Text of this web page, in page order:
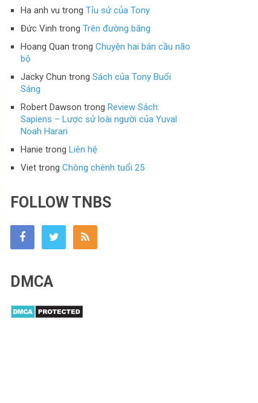
Ha anh vu trong Tỉu sử của Tony
Đức Vinh trong Trên đường băng
Hoang Quan trong Chuyện hai bán cầu não
bộ
Jacky Chun trong Sách của Tony Buổi
Sáng
Robert Dawson trong Review Sách:
Sapiens – Lược sử loài người của Yuval
Noah Harari
Hanie trong Liên hệ
Viet trong Chông chênh tuổi 25
FOLLOW TNBS
DMCA